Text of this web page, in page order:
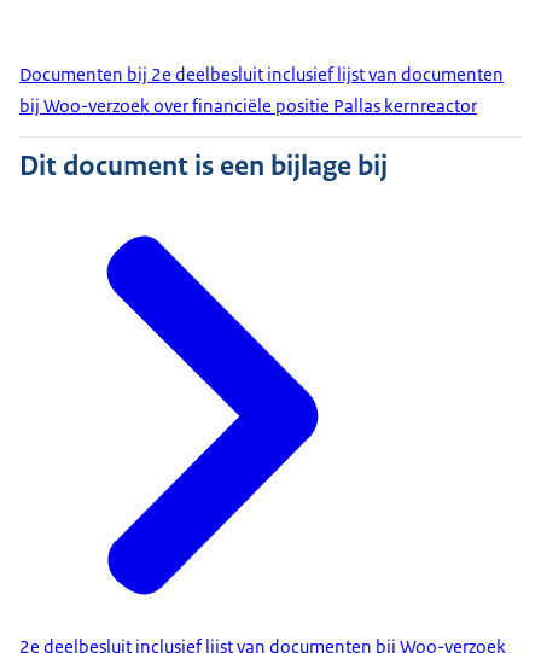
Documenten bij 2e deelbesluit inclusief lijst van documenten
bij Woo-verzoek over financiële positie Pallas kernreactor
Dit document is een bijlage bij
2e deelbesluit inclusief lijst van documenten bij Woo-verzoek